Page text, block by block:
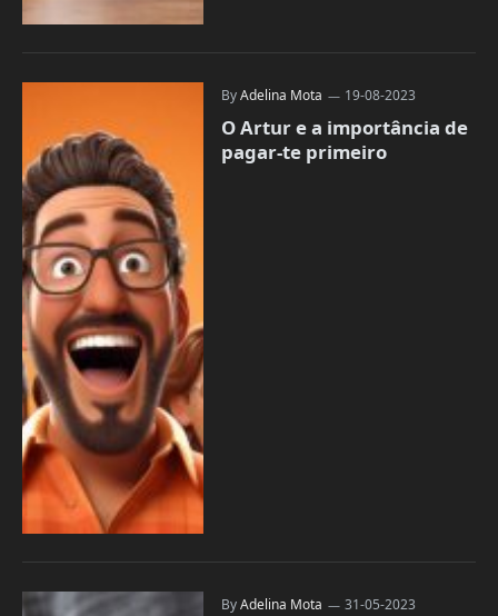
ByAdelina Mota 19-08-2023
O Artur e a importância de
pagar-te primeiro
ByAdelina Mota 31-05-2023